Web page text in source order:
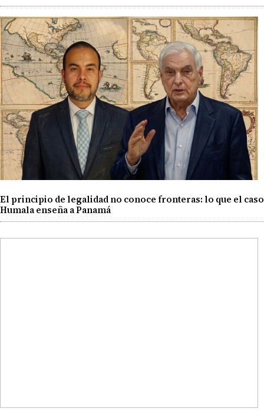
El principio de legalidad no conoce fronteras: lo que el caso
Humala enseña a Panamá